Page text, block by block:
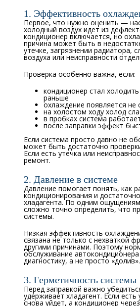
1. Эффективность
Первое, что нужно оценить —
холодный воздух идет из
кондиционер включается, но
причина может быть в
утечке, загрязнении радиатора,
воздуха или неисправности
Проверка особенно важна, если:
кондиционер стал
раньше
охлаждение появляется не
на холостом ходу холод
в пробках система
после заправки эффект
Если система просто давно не
может быть достаточно
Если есть утечка или
ремонт.
2. Давление в системе
Давление помогает понять, как
кондиционирования и
хладагента. По одним
сложно точно определить, что
системы.
Низкая эффективность
связана не только с нехваткой
другими причинами. Поэтому
обслуживание
диагностику, а не просто «долив».
3. Герметичность системы
Перед заправкой важно
удерживает хладагент. Если
снова уйдет, а кондиционер